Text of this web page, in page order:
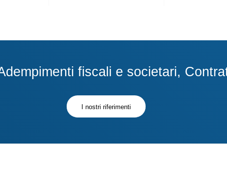
fiscali e societari,
I nostri riferimenti